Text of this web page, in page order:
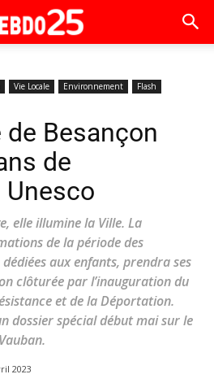
Vie Locale Environnement
Flash
de Besançon
de
Unesco
elle illumine la Ville. La
de la période des
aux enfants, prendra ses
clôturée par l’inauguration du
et de la Déportation.
dossier spécial début mai sur le
2023